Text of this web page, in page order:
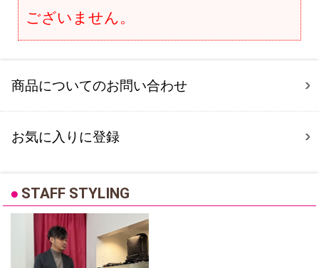
ございません。
商品についてのお問い合わせ
お気に入りに登録
● STAFF STYLING